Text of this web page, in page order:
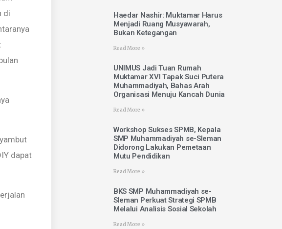
di
dapat
Haedar Nashir: Muktamar Harus
Menjadi Ruang Musyawarah,
Bukan Ketegangan
Read More »
UNIMUS Jadi Tuan Rumah
Muktamar XVI Tapak Suci Putera
Muhammadiyah, Bahas Arah
Organisasi Menuju Kancah Dunia
Read More »
Workshop Sukses SPMB, Kepala
SMP Muhammadiyah se-Sleman
Didorong Lakukan Pemetaan
Mutu Pendidikan
Read More »
BKS SMP Muhammadiyah se-
Sleman Perkuat Strategi SPMB
Melalui Analisis Sosial Sekolah
Read More »